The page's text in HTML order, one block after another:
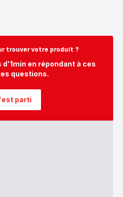
trouver votre produit ?
en répondant à ces
questions.
parti